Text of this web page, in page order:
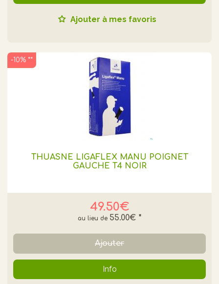
Ajouter à mes favoris
THUASNE LIGAFLEX MANU POIGNET
GAUCHE T4 NOIR
49.50€
55.00€ *
-10% **
Ajouter
Info